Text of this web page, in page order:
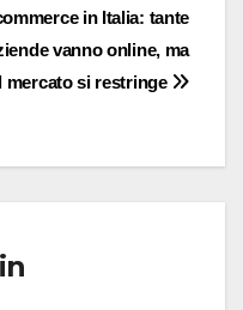
in Italia: tante
vanno online, ma
mercato si restringe